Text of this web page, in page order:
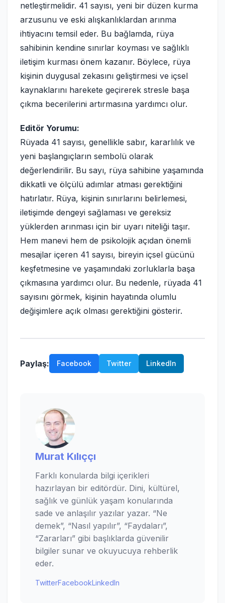
netleştirmelidir. 41 sayısı, yeni bir düzen kurma
arzusunu ve eski alışkanlıklardan arınma
ihtiyacını temsil eder. Bu bağlamda, rüya
sahibinin kendine sınırlar koyması ve sağlıklı
iletişim kurması önem kazanır. Böylece, rüya
kişinin duygusal zekasını geliştirmesi ve içsel
kaynaklarını harekete geçirerek stresle başa
çıkma becerilerini artırmasına yardımcı olur.
Editör Yorumu:
Rüyada 41 sayısı, genellikle sabır, kararlılık ve
yeni başlangıçların sembolü olarak
değerlendirilir. Bu sayı, rüya sahibine yaşamında
dikkatli ve ölçülü adımlar atması gerektiğini
hatırlatır. Rüya, kişinin sınırlarını belirlemesi,
iletişimde dengeyi sağlaması ve gereksiz
yüklerden arınması için bir uyarı niteliği taşır.
Hem manevi hem de psikolojik açıdan önemli
mesajlar içeren 41 sayısı, bireyin içsel gücünü
keşfetmesine ve yaşamındaki zorluklarla başa
çıkmasına yardımcı olur. Bu nedenle, rüyada 41
sayısını görmek, kişinin hayatında olumlu
değişimlere açık olması gerektiğini gösterir.
Paylaş: Facebook Twitter LinkedIn
Murat Kılıççı
Farklı konularda bilgi içerikleri
hazırlayan bir editördür. Dini, kültürel,
sağlık ve günlük yaşam konularında
sade ve anlaşılır yazılar yazar. “Ne
demek”, “Nasıl yapılır”, “Faydaları”,
“Zararları” gibi başlıklarda güvenilir
bilgiler sunar ve okuyucuya rehberlik
eder.
TwitterFacebookLinkedIn